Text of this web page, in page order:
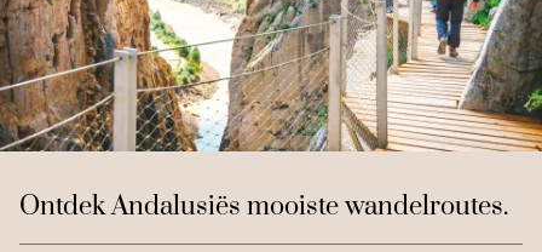
Ontdek Andalusiës mooiste wandelroutes.